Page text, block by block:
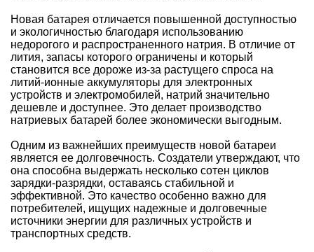
Новая батарея отличается повышенной доступностью
и экологичностью благодаря использованию
недорогого и распространенного натрия. В отличие от
лития, запасы которого ограничены и который
становится все дороже из-за растущего спроса на
литий-ионные аккумуляторы для электронных
устройств и электромобилей, натрий значительно
дешевле и доступнее. Это делает производство
натриевых батарей более экономически выгодным.
Одним из важнейших преимуществ новой батареи
является ее долговечность. Создатели утверждают, что
она способна выдержать несколько сотен циклов
зарядки-разрядки, оставаясь стабильной и
эффективной. Это качество особенно важно для
потребителей, ищущих надежные и долговечные
источники энергии для различных устройств и
транспортных средств.